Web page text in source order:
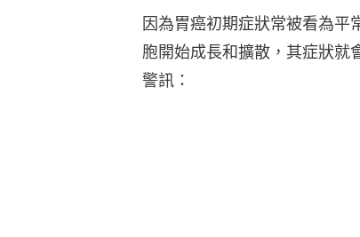
因為胃癌初期症狀常被看為平
胞開始成長和擴散，其症狀就
警訊：